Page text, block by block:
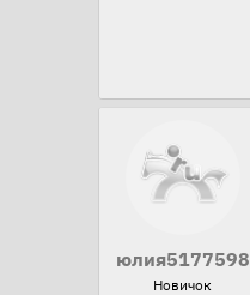
юлия5177598
Новичок